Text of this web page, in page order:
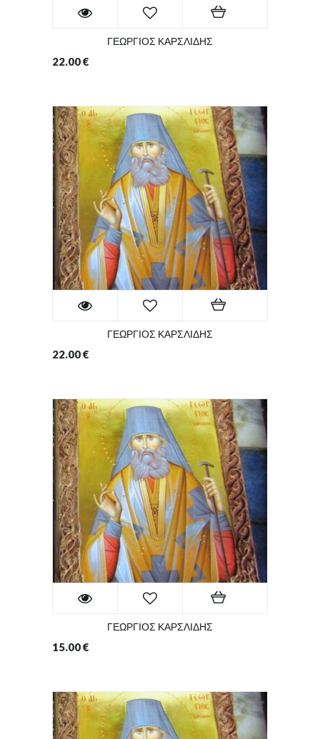
ΓΕΩΡΓΙΟΣ ΚΑΡΣΛΙΔΗΣ
22.00€
ΓΕΩΡΓΙΟΣ ΚΑΡΣΛΙΔΗΣ
22.00€
ΓΕΩΡΓΙΟΣ ΚΑΡΣΛΙΔΗΣ
15.00€